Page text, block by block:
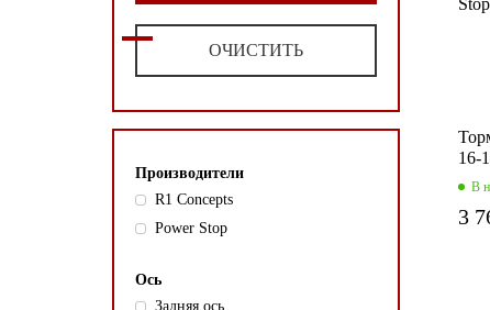
ОЧИСТИТЬ
Производители
R1 Concepts
Power Stop
Ось
Задняя ось
16-
В
3